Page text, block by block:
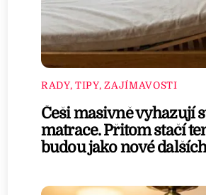
RADY, TIPY, ZAJÍMAVOSTI
Češi masivně vyhazují
matrace. Přitom stačí
budou jako nové